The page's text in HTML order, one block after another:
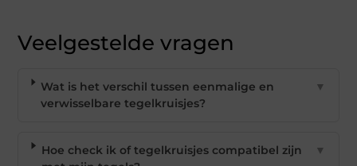
Veelgestelde vragen
Wat is het verschil tussen eenmalige en
verwisselbare tegelkruisjes?
▼
Hoe check ik of tegelkruisjes compatibel zijn
▼